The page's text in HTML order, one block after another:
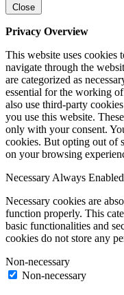
Close
Privacy Overview
This website uses
navigate through the
are categorized as
essential for the working
also use third-party
you use this website.
only with your consent.
cookies. But opting out of
on your browsing
NecessaryAlways Enabled
Necessary cookies are
function properly. This
basic functionalities and
cookies do not store any
Non-necessary
Non-necessary